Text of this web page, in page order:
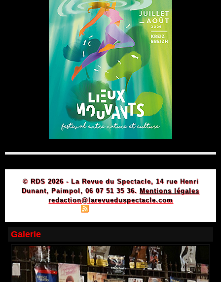
© RDS 2026 - La Revue du Spectacle, 14 rue Henri
Dunant, Paimpol, 06 07 51 35 36. Mentions légales
redaction@larevueduspectacle.com
Galerie